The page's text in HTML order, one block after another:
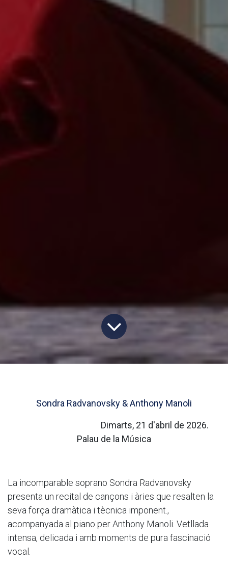
Sondra Radvanovsky & Anthony Manoli
Dimarts, 21 d'abril de 2026.
Palau de la Música
La incomparable soprano Sondra Radvanovsky
presenta un recital de cançons i àries que resalten la
seva força dramàtica i tècnica imponent.,
acompanyada al piano per Anthony Manoli. Vetllada
intensa, delicada i amb moments de pura fascinació
vocal.